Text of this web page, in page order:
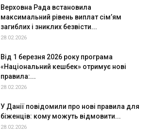
Верховна Рада встановила
максимальний рівень виплат сім’ям
загиблих і зниклих безвісти...
28.02.2026
Від 1 березня 2026 року програма
«Національний кешбек» отримує нові
правила:...
28.02.2026
У Данії повідомили про нові правила для
біженців: кому можуть відмовити...
28.02.2026